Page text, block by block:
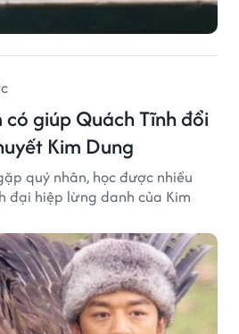
giúp Quách Tĩnh đổi
Kim Dung
quý nhân, học được nhiều
đại hiệp lừng danh của Kim